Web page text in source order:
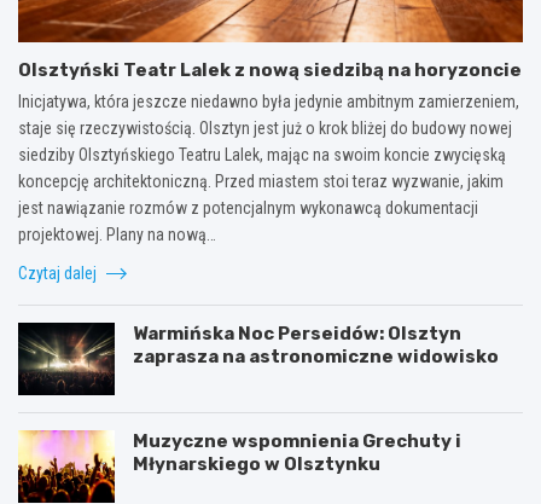
Olsztyński Teatr Lalek z nową siedzibą na horyzoncie
Inicjatywa, która jeszcze niedawno była jedynie ambitnym zamierzeniem,
staje się rzeczywistością. Olsztyn jest już o krok bliżej do budowy nowej
siedziby Olsztyńskiego Teatru Lalek, mając na swoim koncie zwycięską
koncepcję architektoniczną. Przed miastem stoi teraz wyzwanie, jakim
jest nawiązanie rozmów z potencjalnym wykonawcą dokumentacji
projektowej. Plany na nową…
Czytaj dalej
Warmińska Noc Perseidów: Olsztyn
zaprasza na astronomiczne widowisko
Muzyczne wspomnienia Grechuty i
Młynarskiego w Olsztynku